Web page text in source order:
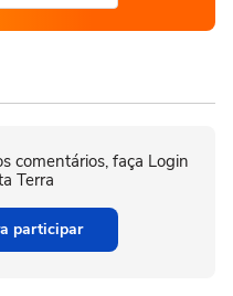
comentários, faça Login
Terra
participar